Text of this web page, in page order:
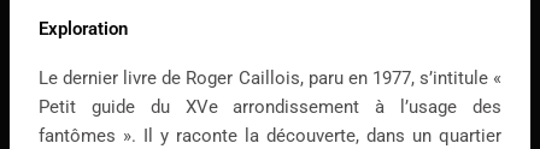
Exploration
Le dernier livre de Roger Caillois, paru en 1977, s’intitule «
Petit guide du XVe arrondissement à l’usage des
fantômes ». Il y raconte la découverte, dans un quartier